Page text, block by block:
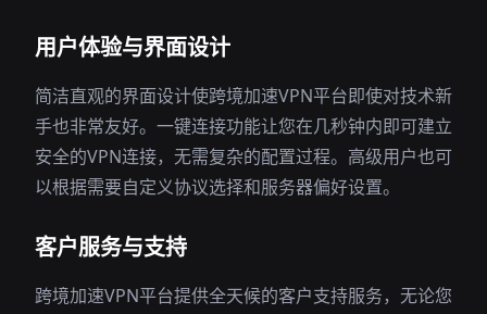
用户体验与界面设计
简洁直观的界面设计使跨境加速VPN平台即使对技术新
手也非常友好。一键连接功能让您在几秒钟内即可建立
安全的VPN连接，无需复杂的配置过程。高级用户也可
以根据需要自定义协议选择和服务器偏好设置。
客户服务与支持
跨境加速VPN平台提供全天候的客户支持服务，无论您